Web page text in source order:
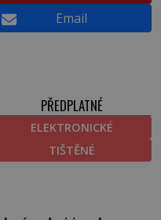
Email
PŘEDPLATNÉ
ELEKTRONICKÉ
TIŠTĚNÉ